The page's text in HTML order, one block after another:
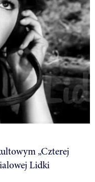
„Czterej
Lidki